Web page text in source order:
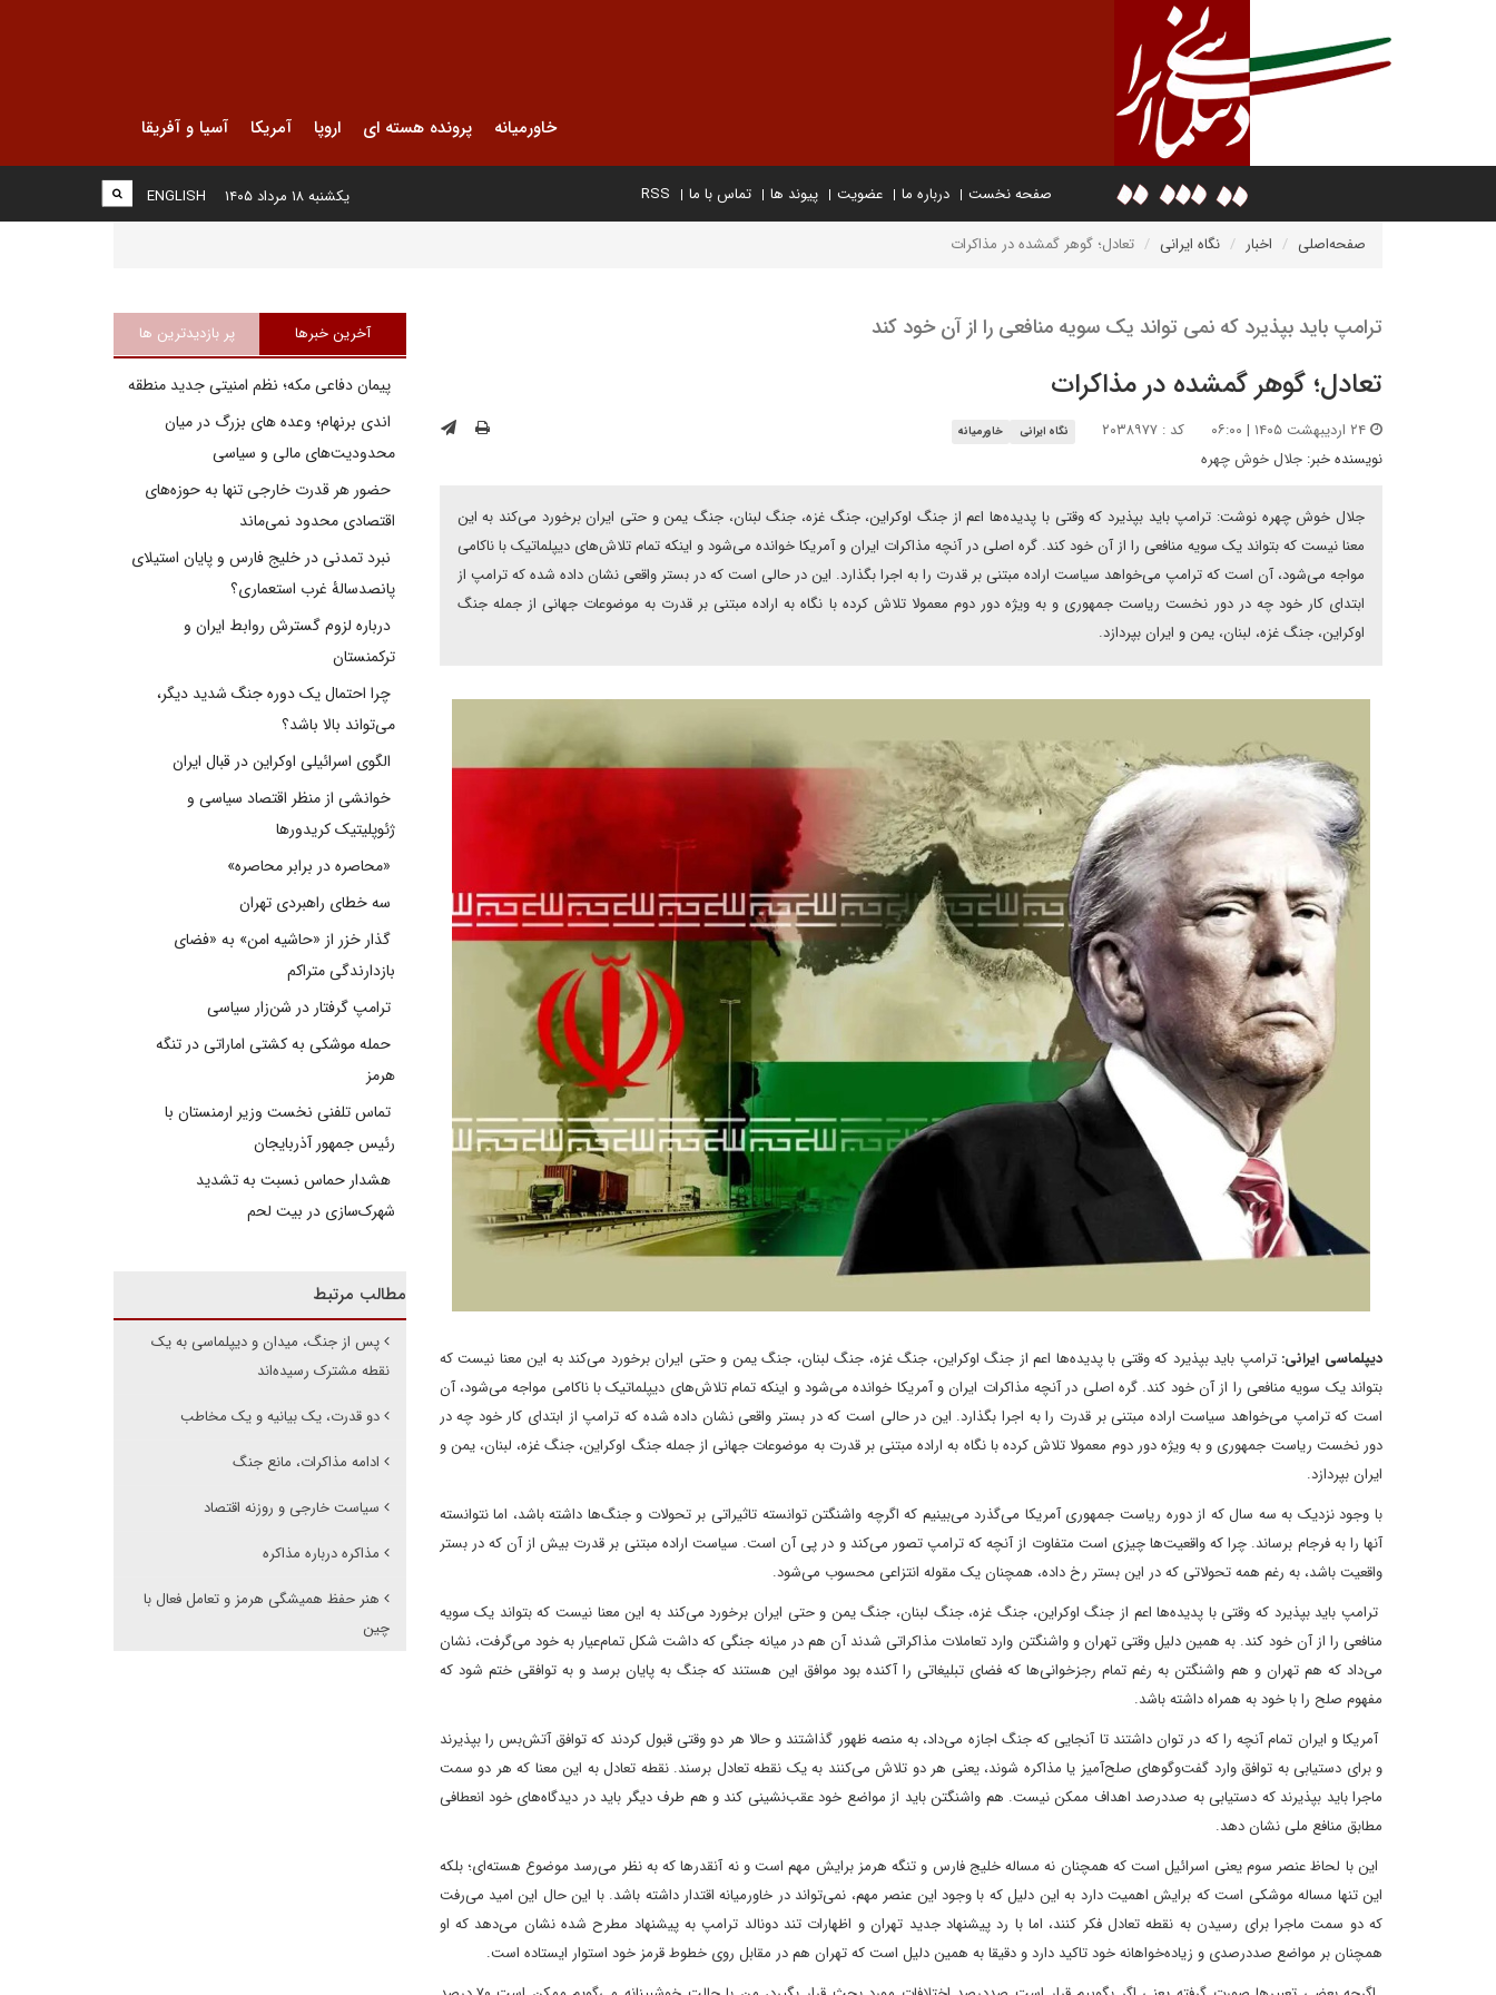
خاورمیانه پرونده هسته ای اروپا آمریکا آسیا و آفریقا
صفحه نخست درباره ما عضویت پیوند ها تماس با ما RSS
ENGLISH یکشنبه ۱۸ مرداد ۱۴۰۵
صفحه‌اصلی اخبار نگاه ایرانی تعادل؛ گوهر گمشده در مذاکرات
ترامپ باید بپذیرد که نمی تواند یک سویه منافعی را از آن خود کند
تعادل؛ گوهر گمشده در مذاکرات
کد : ۲۰۳۸۹۷۷ نگاه ایرانی خاورمیانه
نویسنده خبر: جلال خوش چهره
جلال خوش چهره نوشت: ترامپ باید بپذیرد که وقتی با پدیده‌ها اعم از جنگ اوکراین، جنگ غزه، جنگ لبنان، جنگ یمن و حتی ایران برخورد می‌کند به این
معنا نیست که بتواند یک سویه منافعی را از آن خود کند. گره اصلی در آنچه مذاکرات ایران و آمریکا خوانده می‌شود و اینکه تمام تلاش‌های دیپلماتیک با ناکامی
مواجه می‌شود، آن است که ترامپ می‌خواهد سیاست اراده مبتنی بر قدرت را به اجرا بگذارد. این در حالی است که در بستر واقعی نشان داده شده که ترامپ از
ابتدای کار خود چه در دور نخست ریاست جمهوری و به ویژه دور دوم معمولا تلاش کرده با نگاه به اراده مبتنی بر قدرت به موضوعات جهانی از جمله جنگ
اوکراین، جنگ غزه، لبنان، یمن و ایران بپردازد.
دیپلماسی ایرانی: ترامپ باید بپذیرد که وقتی با پدیده‌ها اعم از جنگ اوکراین، جنگ غزه، جنگ لبنان، جنگ یمن و حتی ایران برخورد می‌کند به این معنا نیست که
بتواند یک سویه منافعی را از آن خود کند. گره اصلی در آنچه مذاکرات ایران و آمریکا خوانده می‌شود و اینکه تمام تلاش‌های دیپلماتیک با ناکامی مواجه می‌شود، آن
است که ترامپ می‌خواهد سیاست اراده مبتنی بر قدرت را به اجرا بگذارد. این در حالی است که در بستر واقعی نشان داده شده که ترامپ از ابتدای کار خود چه در
دور نخست ریاست جمهوری و به ویژه دور دوم معمولا تلاش کرده با نگاه به اراده مبتنی بر قدرت به موضوعات جهانی از جمله جنگ اوکراین، جنگ غزه، لبنان، یمن و
ایران بپردازد.
با وجود نزدیک به سه سال که از دوره ریاست جمهوری آمریکا می‌گذرد می‌بینیم که اگرچه واشنگتن توانسته تاثیراتی بر تحولات و جنگ‌ها داشته باشد، اما نتوانسته
آنها را به فرجام برساند. چرا که واقعیت‌ها چیزی است متفاوت از آنچه که ترامپ تصور می‌کند و در پی آن است. سیاست اراده مبتنی بر قدرت بیش از آن که در بستر
واقعیت باشد، به رغم همه تحولاتی که در این بستر رخ داده، همچنان یک مقوله انتزاعی محسوب می‌شود.
ترامپ باید بپذیرد که وقتی با پدیده‌ها اعم از جنگ اوکراین، جنگ غزه، جنگ لبنان، جنگ یمن و حتی ایران برخورد می‌کند به این معنا نیست که بتواند یک سویه
منافعی را از آن خود کند. به همین دلیل وقتی تهران و واشنگتن وارد تعاملات مذاکراتی شدند آن هم در میانه جنگی که داشت شکل تمام‌عیار به خود می‌گرفت، نشان
می‌داد که هم تهران و هم واشنگتن به رغم تمام رجزخوانی‌ها که فضای تبلیغاتی را آکنده بود موافق این هستند که جنگ به پایان برسد و به توافقی ختم شود که
مفهوم صلح را با خود به همراه داشته باشد.
آمریکا و ایران تمام آنچه را که در توان داشتند تا آنجایی که جنگ اجازه می‌داد، به منصه ظهور گذاشتند و حالا هر دو وقتی قبول کردند که توافق آتش‌بس را بپذیرند
و برای دستیابی به توافق وارد گفت‌و‌گو‌های صلح‌آمیز یا مذاکره شوند، یعنی هر دو تلاش می‌کنند به یک نقطه تعادل برسند. نقطه تعادل به این معنا که هر دو سمت
ماجرا باید بپذیرند که دستیابی به صددرصد اهداف ممکن نیست. هم واشنگتن باید از مواضع خود عقب‌نشینی کند و هم طرف دیگر باید در دیدگاه‌های خود انعطافی
مطابق منافع ملی نشان دهد.
این با لحاظ عنصر سوم یعنی اسرائیل است که همچنان نه مساله خلیج فارس و تنگه هرمز برایش مهم است و نه آنقدر‌ها که به نظر می‌رسد موضوع هسته‌ای؛ بلکه
این تنها مساله موشکی است که برایش اهمیت دارد به این دلیل که با وجود این عنصر مهم، نمی‌تواند در خاورمیانه اقتدار داشته باشد. با این حال این امید می‌رفت
که دو سمت ماجرا برای رسیدن به نقطه تعادل فکر کنند، اما با رد پیشنهاد جدید تهران و اظهارات تند دونالد ترامپ به پیشنهاد مطرح شده نشان می‌دهد که او
همچنان بر مواضع صددرصدی و زیاده‌خواهانه خود تاکید دارد و دقیقا به همین دلیل است که تهران هم در مقابل روی خطوط قرمز خود استوار ایستاده است.
آخرین خبرها پر بازدیدترین ها
پیمان دفاعی مکه؛ نظم امنیتی جدید منطقه
اندی برنهام؛ وعده های بزرگ در میان
محدودیت‌های مالی و سیاسی
حضور هر قدرت خارجی تنها به حوزه‌های
اقتصادی محدود نمی‌ماند
نبرد تمدنی در خلیج فارس و پایان استیلای
پانصدسالۀ غرب استعماری؟
درباره لزوم گسترش روابط ایران و
ترکمنستان
چرا احتمال یک دوره جنگ شدید دیگر،
می‌تواند بالا باشد؟
الگوی اسرائیلی اوکراین در قبال ایران
خوانشی از منظر اقتصاد سیاسی و
ژئوپلیتیک کریدورها
«محاصره در برابر محاصره»
سه خطای راهبردی تهران
گذار خزر از «حاشیه امن» به «فضای
بازدارندگی متراکم
ترامپ گرفتار در شن‌زار سیاسی
حمله موشکی به کشتی اماراتی در تنگه
هرمز
تماس تلفنی نخست وزیر ارمنستان با
رئیس جمهور آذربایجان
هشدار حماس نسبت به تشدید
شهرک‌سازی در بیت‌ لحم
مطالب مرتبط
پس از جنگ، میدان و دیپلماسی به یک
نقطه مشترک رسیده‌اند
دو قدرت، یک بیانیه و یک مخاطب
ادامه مذاکرات، مانع جنگ
سیاست خارجی و روزنه اقتصاد
مذاکره درباره مذاکره
هنر حفظ همیشگی هرمز و تعامل فعال با
چین